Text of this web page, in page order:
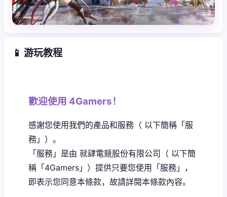
📱 游玩教程
歡迎使用 4Gamers！
感謝您使用我們的產品和服務（ 以下簡稱「服
務」）。
「服務」是由 就肆電競股份有限公司（ 以下簡
稱「4Gamers」）提供只要您使用「服務」，
即表示您同意本條款，故請詳閱本條款內容。